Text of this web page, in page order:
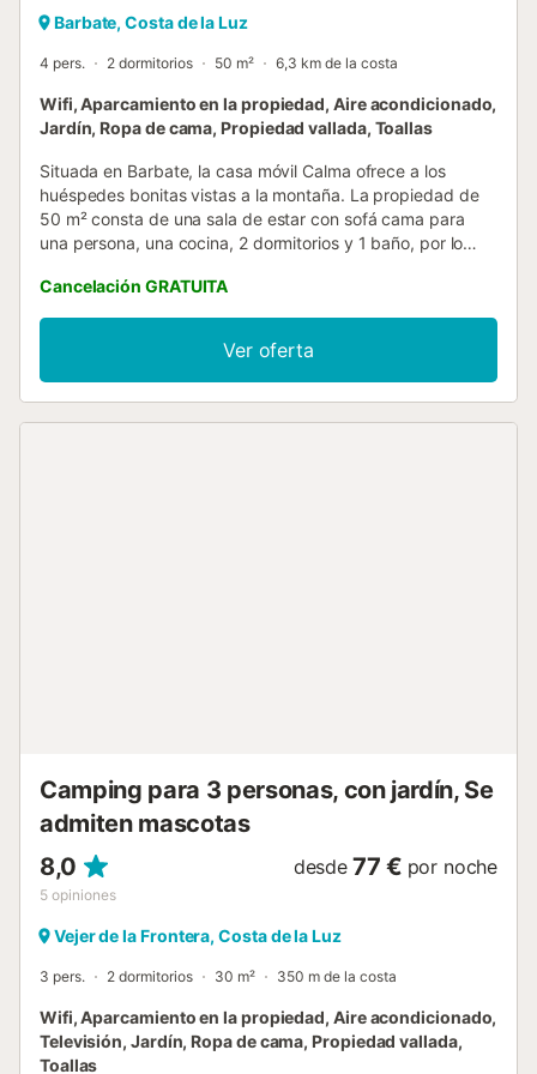
Barbate, Costa de la Luz
4 pers. 2 dormitorios 50 m² 6,3 km de la costa
Wifi, Aparcamiento en la propiedad, Aire acondicionado,
Jardín, Ropa de cama, Propiedad vallada, Toallas
Situada en Barbate, la casa móvil Calma ofrece a los
huéspedes bonitas vistas a la montaña. La propiedad de
50 m² consta de una sala de estar con sofá cama para
una persona, una cocina, 2 dormitorios y 1 baño, por lo
incluyen Wi-Fi con un espacio de trabajo dedicado para la
oficina en casa, aire acondicionado en la sala de estar, así
como un ventilador. Este alquiler vacacional ofrece un
espacio privado al aire libre con jardín, barbacoa y ducha
exterior. Los huéspedes también pueden disfrutar de una
Cancelación GRATUITA
Ver oferta
Camping para 3 personas, con jardín, Se
admiten mascotas
8,0
5 opiniones
desde 77 € por noche
Vejer de la Frontera, Costa de la Luz
3 pers. 2 dormitorios 30 m² 350 m de la costa
Wifi, Aparcamiento en la propiedad, Aire acondicionado,
Televisión, Jardín, Ropa de cama, Propiedad vallada,
Toallas